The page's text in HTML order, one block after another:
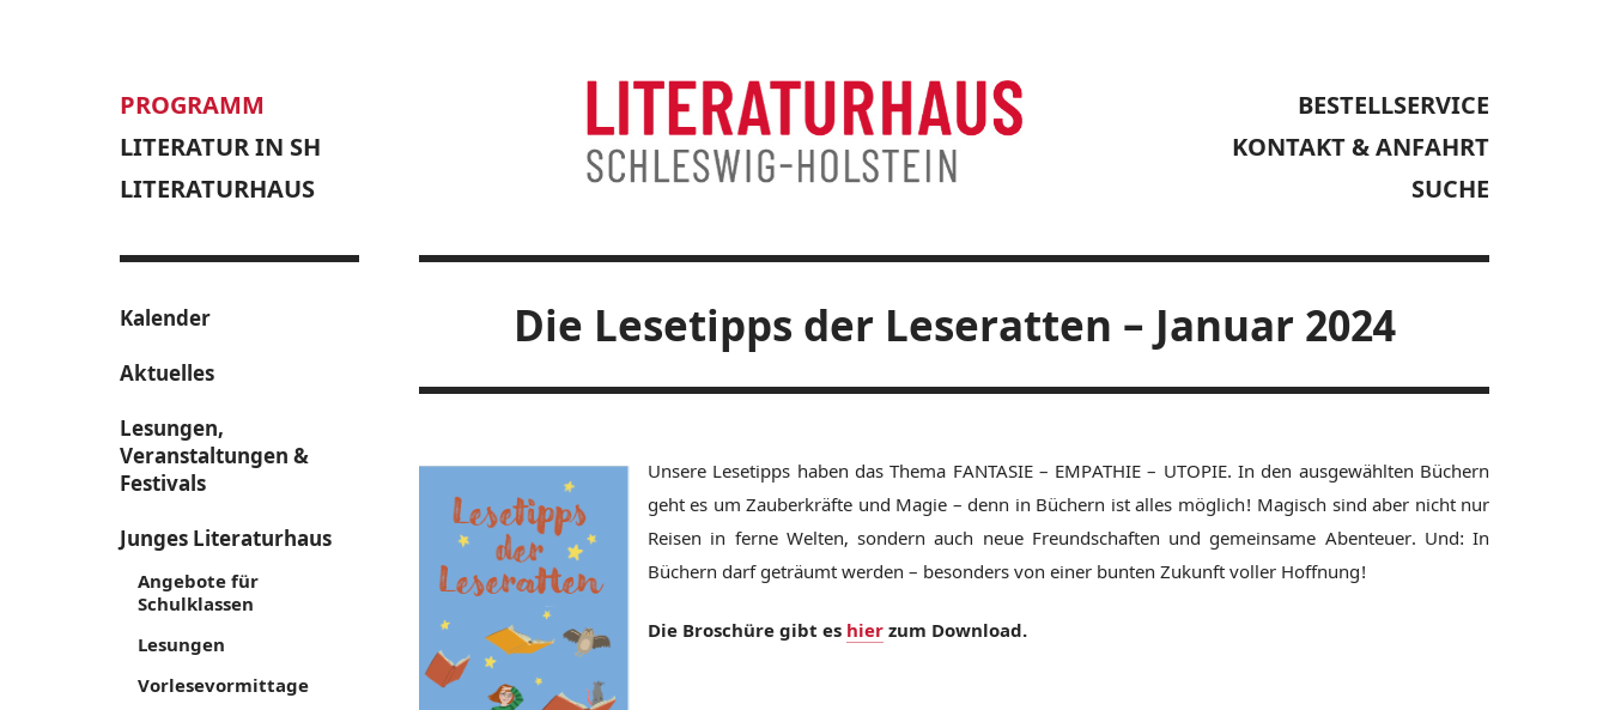
Kalender
Aktuelles
Lesungen,
Veranstaltungen &
Festivals
Junges Literaturhaus
Angebote für
Schulklassen
Lesungen
Vorlesevormittage
Die Lesetipps der Leseratten – Januar 2024
Unsere Lesetipps haben das Thema FANTASIE – EMPATHIE – UTOPIE. In den ausgewählten Büchern
geht es um Zauberkräfte und Magie – denn in Büchern ist alles möglich! Magisch sind aber nicht nur
Reisen in ferne Welten, sondern auch neue Freundschaften und gemeinsame Abenteuer. Und: In
Büchern darf geträumt werden – besonders von einer bunten Zukunft voller Hoffnung!
Die Broschüre gibt es hier zum Download.
PROGRAMM
LITERATUR IN SH
LITERATURHAUS
BESTELLSERVICE
KONTAKT & ANFAHRT
SUCHE